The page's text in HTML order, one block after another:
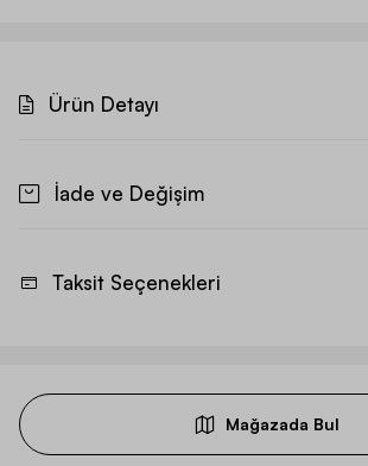
Ürün Detayı
İade ve Değişim
Taksit Seçenekleri
Mağazada Bul